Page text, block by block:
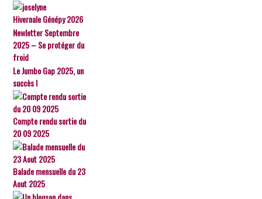
Hivernale Génépy 2026
Newletter Septembre
2025 – Se protéger du
froid
Le Jumbo Gap 2025, un
succès !
Compte rendu sortie du
20 09 2025
Balade mensuelle du 23
Aout 2025